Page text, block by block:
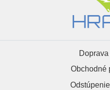
Obchodné